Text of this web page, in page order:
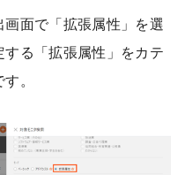
面で「拡張属性」を選
る「拡張属性」をカテ
。